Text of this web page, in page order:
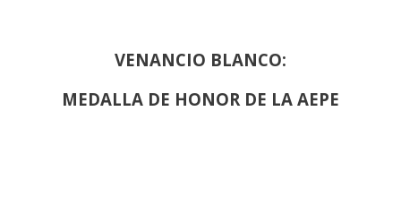
VENANCIO BLANCO:
MEDALLA DE HONOR DE LA AEPE